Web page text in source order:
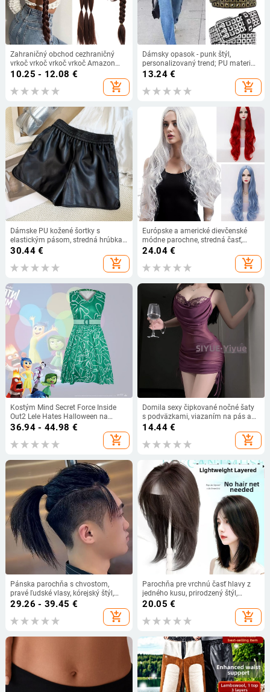
Zahraničný obchod cezhraničný
vrkoč vrkoč vrkoč vrkoč Amazon
najpredávanejší trojprameňový
10.25 - 12.08 €
add_shopping_cart
Dámsky opasok - punk štýl,
personalizovaný trend; PU materiál;
spona zliatiny; zapínanie: kolík;
perforované vzory
13.24€
add_shopping_cart
Dámske PU kožené šortky s
elastickým pásom, stredná hrúbka,
polyesterový materiál, jesenný 2025
30.44€
add_shopping_cart
Európske a americké dievčenské
módne parochne, stredná časť,
biela, červená, modrá, dlhé kučeravé
syntetické parochne, stredná časť,
dlhé kučeravé vlasy
24.04€
add_shopping_cart
Kostým Mind Secret Force Inside
Out2 Lele Hates Halloween na
hranie rolí - sekundárny cosplay
36.94 - 44.98 €
add_shopping_cart
Domila sexy čipkované nočné šaty
s podväzkami, viazaním na pás a
pokrytím bokov
14.44€
add_shopping_cart
Pánska parochňa s chvostom,
pravé ľudské vlasy, kórejský štýl,
dlhá zadná časť, neviditeľný predný
29.26 - 39.45 €
add_shopping_cart
Parochňa pre vrchnú časť hlavy z
jedného kusu, prirodzený štýl,
hodvábne vlasy, šikmé ofiny,
20.05 €
add_shopping_cart